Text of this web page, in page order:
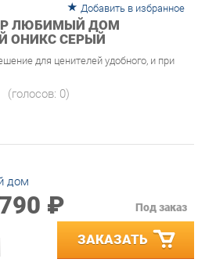
ЛЮБИМЫЙ ДОМ
ОНИКС СЕРЫЙ
для ценителей удобного, и при
₽
ЗАКАЗАТЬ
НАЛИЧИЕ